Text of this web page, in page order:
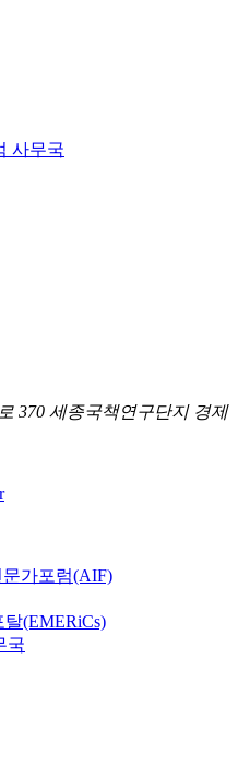
사무국
370 세종국책연구단지 경제
문가포럼(AIF)
(EMERiCs)
국